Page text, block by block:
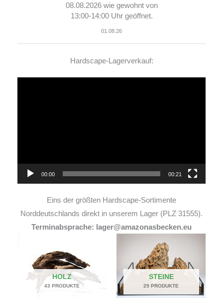
08.08.2026 wie gewohnt von
13:00-14:00 Uhr geöffnet.
01.08.26
Hardscape-Lagerverkauf:
00:00 00:21
Eins der größten Hardscape-Sortimente
Norddeutschlands direkt in unserem Lager (PLZ 31555).
Terminabsprache: lager@amazonasbecken.eu
HOLZ
43 PRODUKTE
STEINE
29 PRODUKTE